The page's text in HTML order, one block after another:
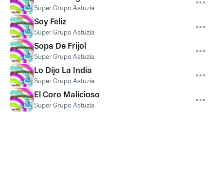
Super Grupo Astuzia
Soy Feliz
Super Grupo Astuzia
Sopa De Frijol
Super Grupo Astuzia
Lo Dijo La India
Super Grupo Astuzia
El Coro Malicioso
Super Grupo Astuzia